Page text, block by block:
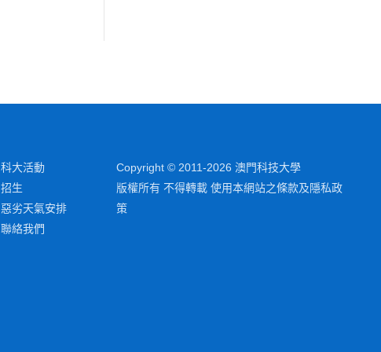
科大活動
招生
惡劣天氣安排
聯絡我們
Copyright © 2011-2026 澳門科技大學
版權所有 不得轉載 使用本網站之條款及隱私政
策